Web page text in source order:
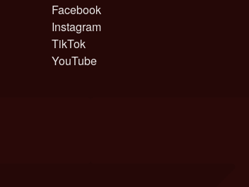
Facebook
Instagram
TikTok
YouTube